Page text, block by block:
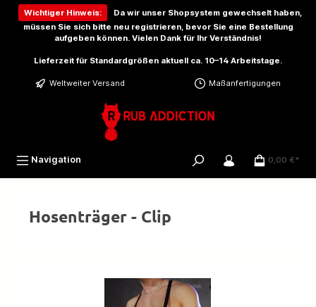
springen
Wichtiger Hinweis:
Da wir unser Shopsystem gewechselt haben,
müssen Sie sich bitte neu registrieren, bevor Sie eine Bestellung
aufgeben können. Vielen Dank für Ihr Verständnis!
Lieferzeit für Standardgrößen aktuell ca. 10–14 Arbeitstage.
Weltweiter Versand Maßanfertigungen
Navigation 0,00 €*
Hosenträger - Clip